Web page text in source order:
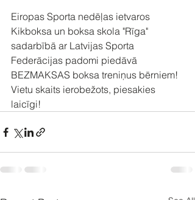
Eiropas Sporta nedēļas ietvaros
Kikboksa un boksa skola "Rīga"
sadarbībā ar Latvijas Sporta
Federācijas padomi piedāvā
BEZMAKSAS boksa treniņus bērniem!
Vietu skaits ierobežots, piesakies
laicīgi!